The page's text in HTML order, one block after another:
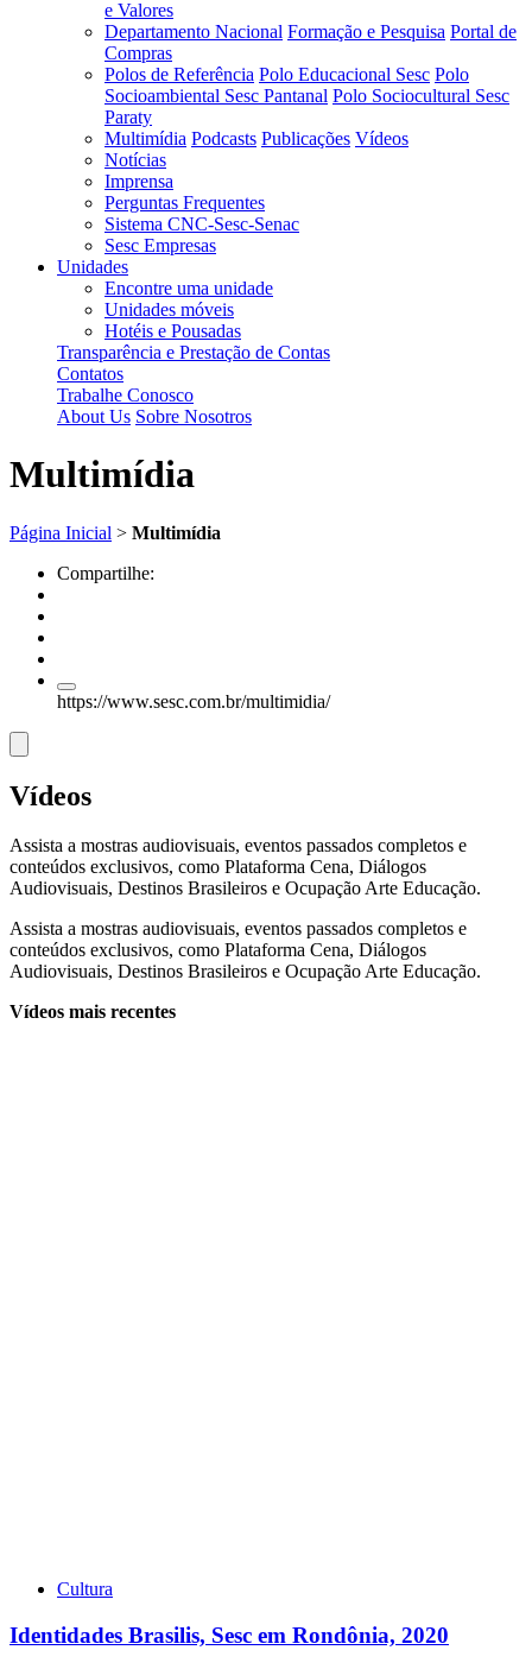
e Valores
Departamento Nacional Formação e Pesquisa Portal de
Compras
Polos de Referência Polo Educacional Sesc Polo
Socioambiental Sesc Pantanal Polo Sociocultural Sesc
Paraty
Multimídia Podcasts Publicações Vídeos
Notícias
Imprensa
Perguntas Frequentes
Sistema CNC-Sesc-Senac
Sesc Empresas
Unidades
Encontre uma unidade
Unidades móveis
Hotéis e Pousadas
Transparência e Prestação de Contas
Contatos
Trabalhe Conosco
About Us Sobre Nosotros
Multimídia
Página Inicial > Multimídia
Compartilhe:
https://www.sesc.com.br/multimidia/
Vídeos
Assista a mostras audiovisuais, eventos passados completos e
conteúdos exclusivos, como Plataforma Cena, Diálogos
Audiovisuais, Destinos Brasileiros e Ocupação Arte Educação.
Assista a mostras audiovisuais, eventos passados completos e
conteúdos exclusivos, como Plataforma Cena, Diálogos
Audiovisuais, Destinos Brasileiros e Ocupação Arte Educação.
Vídeos mais recentes
Cultura
Identidades Brasilis, Sesc em Rondônia, 2020